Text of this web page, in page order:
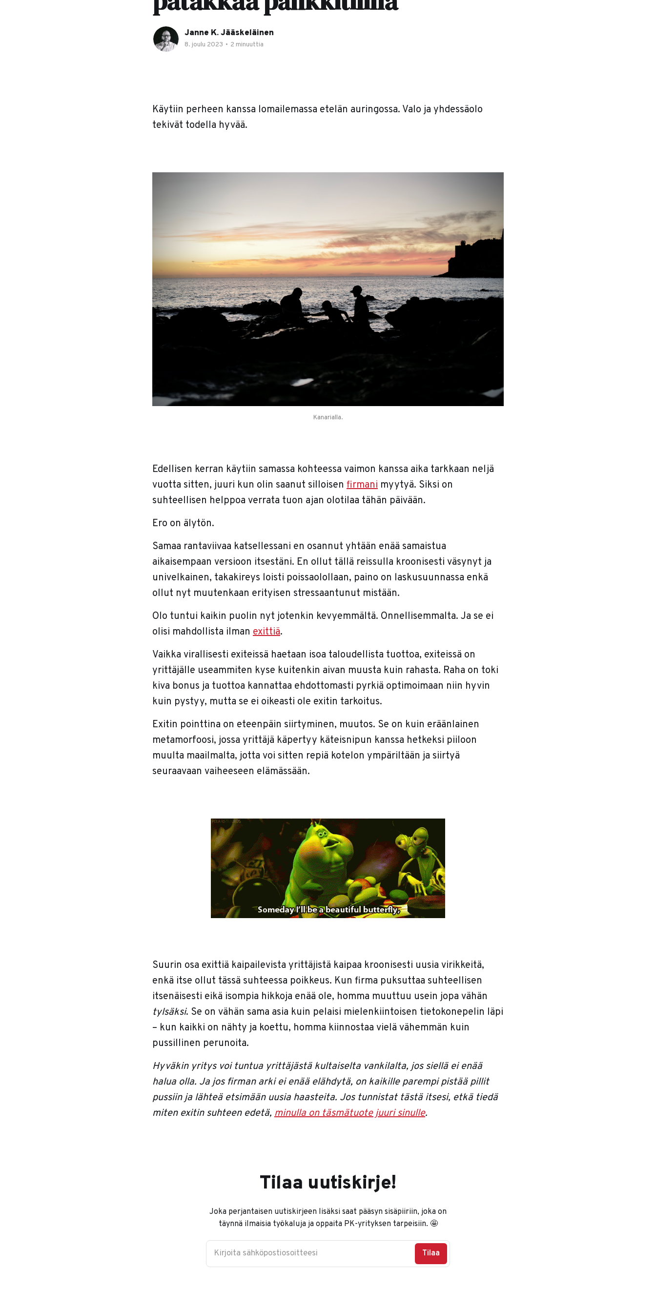
Janne K. Jääskeläinen
8. joulu 2023 • 2 minuuttia
Käytiin perheen kanssa lomailemassa etelän auringossa. Valo ja yhdessäolo
tekivät todella hyvää.
Kanarialla.
Edellisen kerran käytiin samassa kohteessa vaimon kanssa aika tarkkaan neljä
vuotta sitten, juuri kun olin saanut silloisen firmani myytyä. Siksi on
suhteellisen helppoa verrata tuon ajan olotilaa tähän päivään.
Ero on älytön.
Samaa rantaviivaa katsellessani en osannut yhtään enää samaistua
aikaisempaan versioon itsestäni. En ollut tällä reissulla kroonisesti väsynyt ja
univelkainen, takakireys loisti poissaolollaan, paino on laskusuunnassa enkä
ollut nyt muutenkaan erityisen stressaantunut mistään.
Olo tuntui kaikin puolin nyt jotenkin kevyemmältä. Onnellisemmalta. Ja se ei
olisi mahdollista ilman exittiä.
Vaikka virallisesti exiteissä haetaan isoa taloudellista tuottoa, exiteissä on
yrittäjälle useammiten kyse kuitenkin aivan muusta kuin rahasta. Raha on toki
kiva bonus ja tuottoa kannattaa ehdottomasti pyrkiä optimoimaan niin hyvin
kuin pystyy, mutta se ei oikeasti ole exitin tarkoitus.
Exitin pointtina on eteenpäin siirtyminen, muutos. Se on kuin eräänlainen
metamorfoosi, jossa yrittäjä käpertyy käteisnipun kanssa hetkeksi piiloon
muulta maailmalta, jotta voi sitten repiä kotelon ympäriltään ja siirtyä
seuraavaan vaiheeseen elämässään.
Suurin osa exittiä kaipailevista yrittäjistä kaipaa kroonisesti uusia virikkeitä,
enkä itse ollut tässä suhteessa poikkeus. Kun firma puksuttaa suhteellisen
itsenäisesti eikä isompia hikkoja enää ole, homma muuttuu usein jopa vähän
tylsäksi. Se on vähän sama asia kuin pelaisi mielenkiintoisen tietokonepelin läpi
– kun kaikki on nähty ja koettu, homma kiinnostaa vielä vähemmän kuin
pussillinen perunoita.
Hyväkin yritys voi tuntua yrittäjästä kultaiselta vankilalta, jos siellä ei enää
halua olla. Ja jos firman arki ei enää elähdytä, on kaikille parempi pistää pillit
pussiin ja lähteä etsimään uusia haasteita. Jos tunnistat tästä itsesi, etkä tiedä
miten exitin suhteen edetä, minulla on täsmätuote juuri sinulle.
Tilaa uutiskirje!
Joka perjantaisen uutiskirjeen lisäksi saat pääsyn sisäpiiriin, joka on
täynnä ilmaisia työkaluja ja oppaita PK-yrityksen tarpeisiin. 🤩
Kirjoita sähköpostiosoitteesi Tilaa